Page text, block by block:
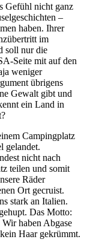
Gefühl nicht ganz
–
haben. Ihrer
im
soll nur die
Seite mit auf den
weniger
übrigens
Gewalt gibt und
ein Land in
Campingplatz
gelandet.
nicht nach
teilen und somit
Räder
Ort gecruist.
stark an Italien.
Das Motto:
haben Abgase
Haar gekrümmt.